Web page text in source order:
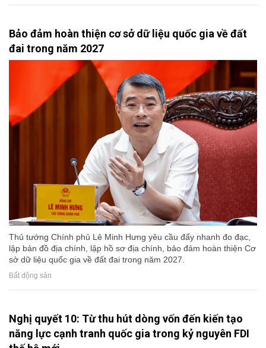
Bảo đảm hoàn thiện cơ sở dữ liệu quốc gia về đất
đai trong năm 2027
Thủ tướng Chính phủ Lê Minh Hưng yêu cầu đẩy nhanh đo đạc,
lập bản đồ địa chính, lập hồ sơ địa chính, bảo đảm hoàn thiện Cơ
sở dữ liệu quốc gia về đất đai trong năm 2027.
Bất động sản
Nghị quyết 10: Từ thu hút dòng vốn đến kiến tạo
năng lực cạnh tranh quốc gia trong kỷ nguyên FDI